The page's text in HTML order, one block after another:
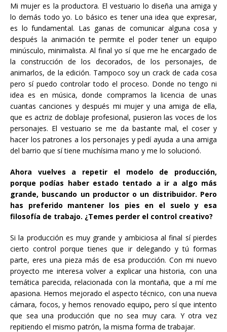
Mi mujer es la productora. El vestuario lo diseña una amiga y
lo demás todo yo. Lo básico es tener una idea que expresar,
es lo fundamental. Las ganas de comunicar alguna cosa y
después la animación te permite el poder tener un equipo
minúsculo, minimalista. Al final yo sí que me he encargado de
la construcción de los decorados, de los personajes, de
animarlos, de la edición. Tampoco soy un crack de cada cosa
pero sí puedo controlar todo el proceso. Donde no tengo ni
idea es en música, donde compramos la licencia de unas
cuantas canciones y después mi mujer y una amiga de ella,
que es actriz de doblaje profesional, pusieron las voces de los
personajes. El vestuario se me da bastante mal, el coser y
hacer los patrones a los personajes y pedí ayuda a una amiga
del barrio que sí tiene muchísima mano y me lo solucionó.
Ahora vuelves a repetir el modelo de producción,
porque podías haber estado tentado a ir a algo más
grande, buscando un productor o un distribuidor. Pero
has preferido mantener los pies en el suelo y esa
filosofía de trabajo. ¿Temes perder el control creativo?
Si la producción es muy grande y ambiciosa al final sí pierdes
cierto control porque tienes que ir delegando y tú formas
parte, eres una pieza más de esa producción. Con mi nuevo
proyecto me interesa volver a explicar una historia, con una
temática parecida, relacionada con la montaña, que a mí me
apasiona. Hemos mejorado el aspecto técnico, con una nueva
cámara, focos, y hemos renovado equipo, pero sí que intento
que sea una producción que no sea muy cara. Y otra vez
repitiendo el mismo patrón, la misma forma de trabajar.